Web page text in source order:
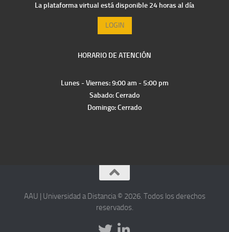
La plataforma virtual está disponible 24 horas al día
LOGIN
HORARIO DE ATENCIÓN
Lunes - Viernes: 9:00 am - 5:00 pm
Sabado: Cerrado
Domingo: Cerrado
AAU | Universidad a Distancia © 2026. Todos los derechos
reservados.